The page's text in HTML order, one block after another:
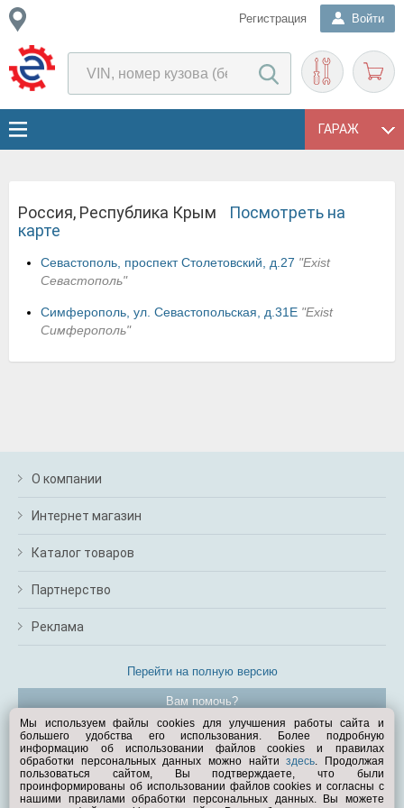
Регистрация Войти
ГАРАЖ
Россия, Республика Крым
Посмотреть на
карте
Севастополь, проспект Столетовский, д.27 "Exist
Севастополь"
Симферополь, ул. Севастопольская, д.31Е "Exist
Симферополь"
О компании
Интернет магазин
Каталог товаров
Партнерство
Реклама
Перейти на полную версию
Вам помочь?
© Exist.ru 1998—2026
Мы используем файлы cookies для улучшения работы сайта и
большего удобства его использования. Более подробную
информацию об использовании файлов cookies и правилах
обработки персональных данных можно найтиздесь. Продолжая
пользоваться сайтом, Вы подтверждаете, что были
проинформированы об использовании файлов cookies и согласны с
нашими правилами обработки персональных данных. Вы можете